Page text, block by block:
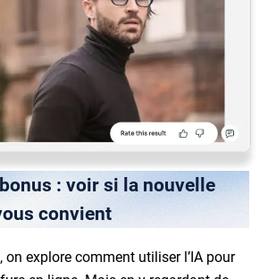
: voir si la nouvelle
convient
on explore comment utiliser l’IA pour